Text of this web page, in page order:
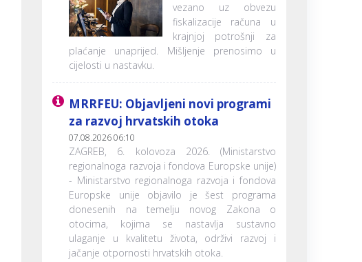
vezano uz obvezu
fiskalizacije računa u
krajnjoj potrošnji za
plaćanje unaprijed. Mišljenje prenosimo u
cijelosti u nastavku.
MRRFEU: Objavljeni novi programi
za razvoj hrvatskih otoka
07.08.2026 06:10
ZAGREB, 6. kolovoza 2026. (Ministarstvo
regionalnoga razvoja i fondova Europske unije)
- Ministarstvo regionalnoga razvoja i fondova
Europske unije objavilo je šest programa
donesenih na temelju novog Zakona o
otocima, kojima se nastavlja sustavno
ulaganje u kvalitetu života, održivi razvoj i
jačanje otpornosti hrvatskih otoka.